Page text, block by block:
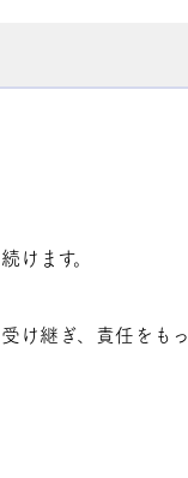
けます。
け継ぎ、責任をもっ